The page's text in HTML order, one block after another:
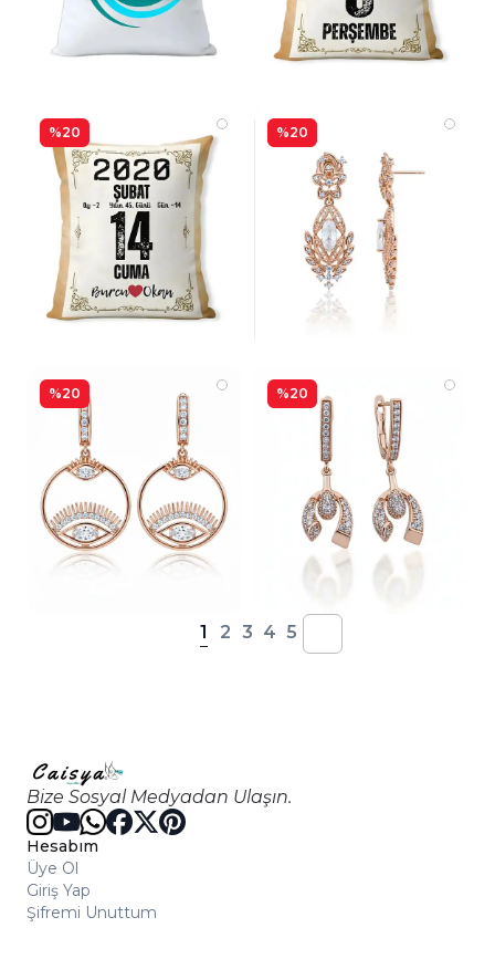
%20 %20
%20 %20
1 2 3 4 5
Bize Sosyal Medyadan Ulaşın.
Hesabım
Üye Ol
Giriş Yap
Şifremi Unuttum